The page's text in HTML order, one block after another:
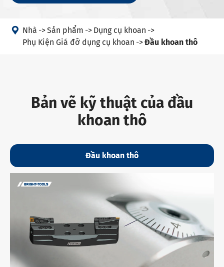
 Nhà Sản phẩm
Dụng cụ khoan
Phụ Kiện Giá đỡ dụng cụ khoan
Đầu khoan thô
Bản vẽ kỹ thuật của đầu
khoan thô
Đầu khoan thô